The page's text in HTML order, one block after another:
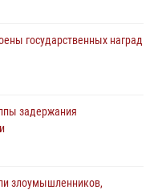
по горячим следам
государственных наград
задержания
злоумышленников,